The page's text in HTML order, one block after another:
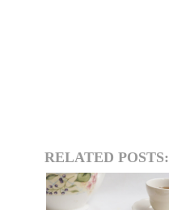
RELATED POSTS: